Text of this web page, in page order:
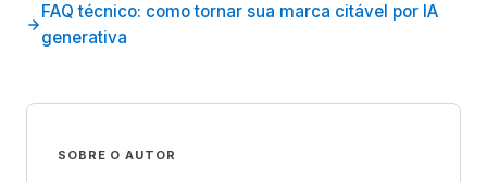
FAQ técnico: como tornar sua marca citável por IA
generativa
SOBRE O AUTOR